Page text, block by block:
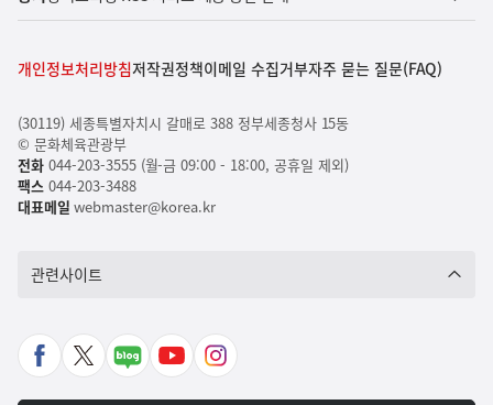
개인정보처리방침저작권정책이메일 수집거부자주 묻는 질문(FAQ)
(30119) 세종특별자치시 갈매로 388 정부세종청사 15동
© 문화체육관광부
전화044-203-3555 (월-금 09:00 - 18:00, 공휴일 제외)
팩스044-203-3488
대표메일 webmaster@korea.kr
관련사이트
페
X
네
유
인